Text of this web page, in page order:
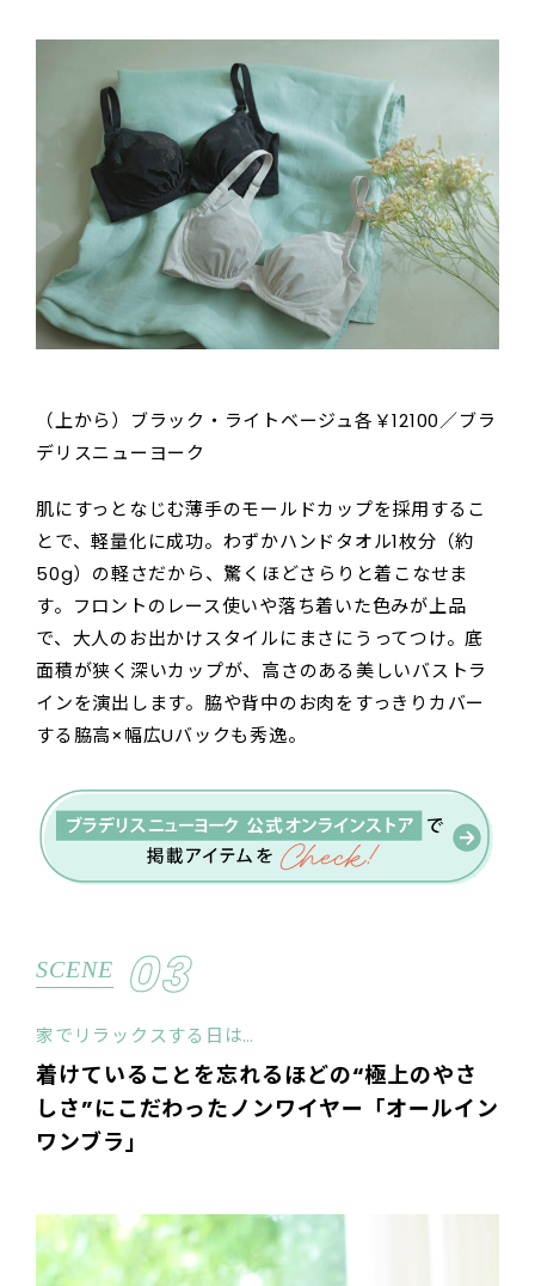
（上から）ブラック・ライトベージュ各￥12100／ブラ
デリスニューヨーク
肌にすっとなじむ薄手のモールドカップを採用するこ
とで、軽量化に成功。わずかハンドタオル1枚分（約
50g）の軽さだから、驚くほどさらりと着こなせま
す。フロントのレース使いや落ち着いた色みが上品
で、大人のお出かけスタイルにまさにうってつけ。底
面積が狭く深いカップが、高さのある美しいバストラ
インを演出します。脇や背中のお肉をすっきりカバー
する脇高×幅広Uバックも秀逸。
SCENE 03
家でリラックスする日は…
着けていることを忘れるほどの“極上のやさ
しさ”にこだわったノンワイヤー「オールイン
ワンブラ」